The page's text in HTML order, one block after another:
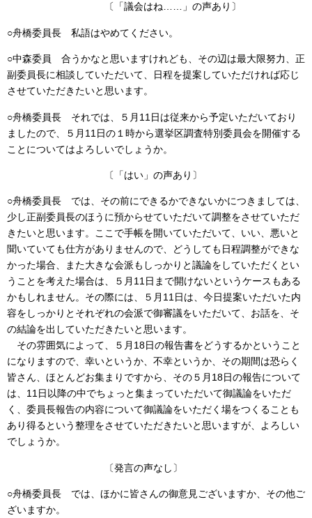
〔「議会はね……」の声あり〕
○舟橋委員長 私語はやめてください。
○中森委員 合うかなと思いますけれども、その辺は最大限努力、正
副委員長に相談していただいて、日程を提案していただければ応じ
させていただきたいと思います。
○舟橋委員長 それでは、５月11日は従来から予定いただいており
ましたので、５月11日の１時から選挙区調査特別委員会を開催する
ことについてはよろしいでしょうか。
〔「はい」の声あり〕
○舟橋委員長 では、その前にできるかできないかにつきましては、
少し正副委員長のほうに預からせていただいて調整をさせていただ
きたいと思います。ここで手帳を開いていただいて、いい、悪いと
聞いていても仕方がありませんので、どうしても日程調整ができな
かった場合、また大きな会派もしっかりと議論をしていただくとい
うことを考えた場合は、５月11日まで開けないというケースもある
かもしれません。その際には、５月11日は、今日提案いただいた内
容をしっかりとそれぞれの会派で御審議をいただいて、お話を、そ
の結論を出していただきたいと思います。
その雰囲気によって、５月18日の報告書をどうするかということ
になりますので、幸いというか、不幸というか、その期間は恐らく
皆さん、ほとんどお集まりですから、その５月18日の報告について
は、11日以降の中でちょっと集まっていただいて御議論をいただ
く、委員長報告の内容について御議論をいただく場をつくることも
あり得るという整理をさせていただきたいと思いますが、よろしい
でしょうか。
〔発言の声なし〕
○舟橋委員長 では、ほかに皆さんの御意見ございますか、その他ご
ざいますか。